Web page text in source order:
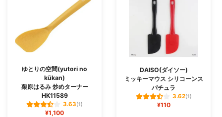
ゆとりの空間(yutori no
kūkan)
栗原はるみ 炒めターナー
HK11589
3.63(1)
¥1,100
DAISO(ダイソー)
ミッキーマウス シリコーンス
パチュラ
3.62(1)
¥110